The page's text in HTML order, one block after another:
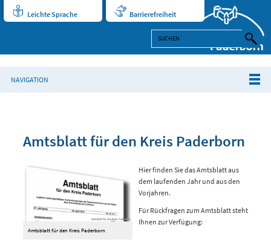
Leichte Sprache Barrierefreiheit
NAVIGATION
Amtsblatt für den Kreis Paderborn
Amtsblatt für den Kreis Paderborn
Hier finden Sie das Amtsblatt aus
dem laufenden Jahr und aus den
Vorjahren.
Für Rückfragen zum Amtsblatt steht
Ihnen zur Verfügung: